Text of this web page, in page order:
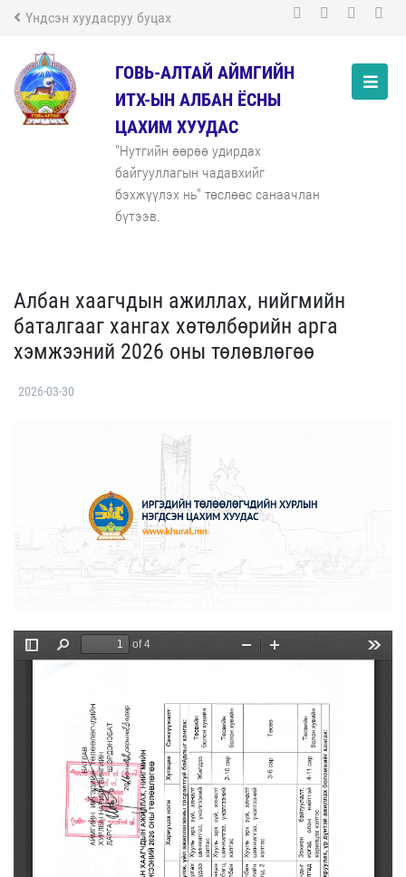
Үндсэн хуудасруу буцах
ГОВЬ-АЛТАЙ АЙМГИЙН
ИТХ-ЫН АЛБАН ЁСНЫ
ЦАХИМ ХУУДАС
"Нутгийн өөрөө удирдах
байгууллагын чадавхийг
бэхжүүлэх нь" төслөөс санаачлан
бүтээв.
Албан хаагчдын ажиллах, нийгмийн
баталгааг хангах хөтөлбөрийн арга
хэмжээний 2026 оны төлөвлөгөө
2026-03-30